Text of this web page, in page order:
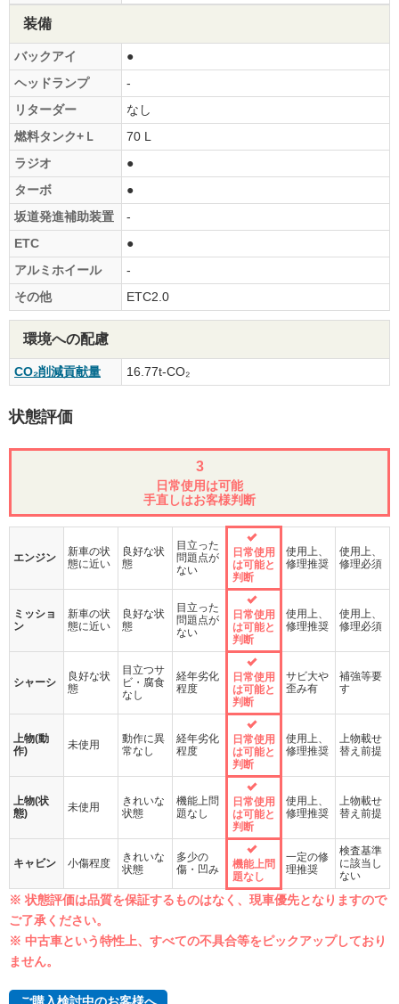
装備
バックアイ
●
ヘッドランプ
-
リターダー
なし
燃料タンク+Ｌ
70 L
ラジオ
●
ターボ
●
坂道発進補助装置
-
ETC
●
アルミホイール
-
その他
ETC2.0
環境への配慮
CO₂削減貢献量 16.77t-CO₂
状態評価
3
日常使用は可能
手直しはお客様判断
エンジン
新車の状
態に近い
良好な状
態
目立った
問題点が
ない
日常使用
は可能と
判断
使用上、
修理推奨
使用上、
修理必須
ミッショ
ン
新車の状
態に近い
良好な状
態
目立った
問題点が
ない
日常使用
は可能と
判断
使用上、
修理推奨
使用上、
修理必須
シャーシ
良好な状
態
目立つサ
ビ・腐食
なし
経年劣化
程度
日常使用
は可能と
判断
サビ大や
歪み有
補強等要
す
上物(動
作)
未使用
動作に異
常なし
経年劣化
程度
日常使用
は可能と
判断
使用上、
修理推奨
上物載せ
替え前提
上物(状
態)
未使用
きれいな
状態
機能上問
題なし
日常使用
は可能と
判断
使用上、
修理推奨
上物載せ
替え前提
キャビン 小傷程度
きれいな
状態
多少の
傷・凹み
機能上問
題なし
一定の修
理推奨
検査基準
に該当し
ない
※ 状態評価は品質を保証するものはなく、現車優先となりますので
ご了承ください。
※ 中古車という特性上、すべての不具合等をピックアップしており
ません。
ご購入検討中のお客様へ